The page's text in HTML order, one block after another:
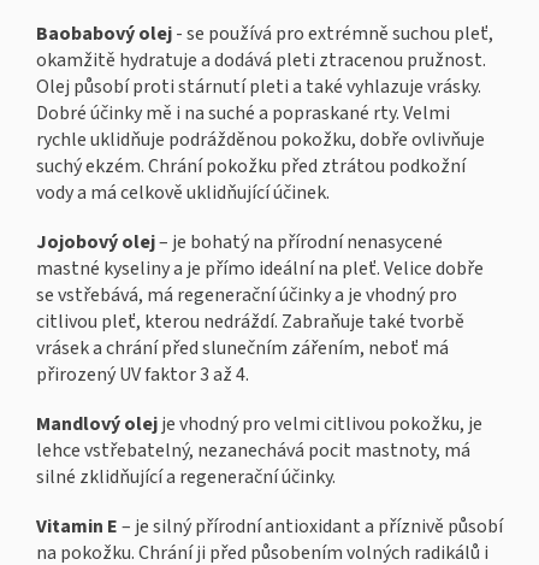
Baobabový olej- se používá pro extrémně suchou pleť,
okamžitě hydratuje a dodává pleti ztracenou pružnost.
Olej působí proti stárnutí pleti a také vyhlazuje vrásky.
Dobré účinky mě i na suché a popraskané rty. Velmi
rychle uklidňuje podrážděnou pokožku, dobře ovlivňuje
suchý ekzém. Chrání pokožku před ztrátou podkožní
vody a má celkově uklidňující účinek.
Jojobový olej– je bohatý na přírodní nenasycené
mastné kyseliny a je přímo ideální na pleť. Velice dobře
se vstřebává, má regenerační účinky a je vhodný pro
citlivou pleť, kterou nedráždí. Zabraňuje také tvorbě
vrásek a chrání před slunečním zářením, neboť má
přirozený UV faktor 3 až 4.
Mandlový olejje vhodný pro velmi citlivou pokožku, je
lehce vstřebatelný, nezanechává pocit mastnoty, má
silné zklidňující a regenerační účinky.
Vitamin E– je silný přírodní antioxidant a příznivě působí
na pokožku. Chrání ji před působením volných radikálů i